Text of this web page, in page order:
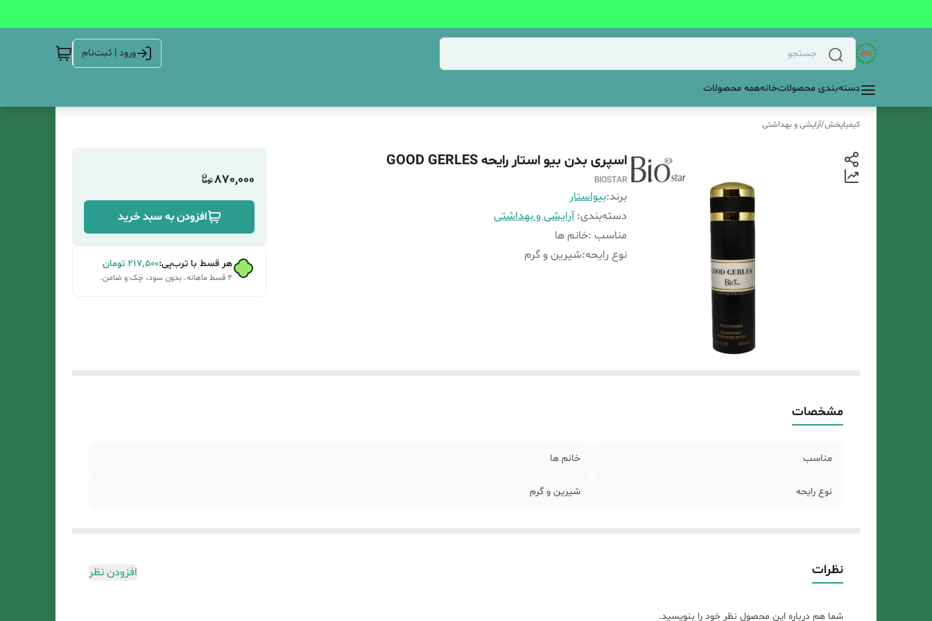
ورود | ثبت‌نام
دسته‌بندی محصولاتخانههمه محصولات
کیمیاپخش/آرایشی و بهداشتی
اسپری بدن بیو استار رایحه GOOD GERLES
BIOSTAR
برند:بیواستار
دسته‌بندی:آرایشی و بهداشتی
مناسب :خانم ها
نوع رایحه:شیرین و گرم
870,000
افزودن به سبد خرید
هر قسط با ترب‌پی:۲۱۷٬۵۰۰ تومان
۴ قسط ماهانه. بدون سود، چک و ضامن.
مشخصات
مناسب خانم ها
نوع رایحه شیرین و گرم
نظرات افزودن نظر
شما هم درباره این محصول نظر خود را بنویسید.